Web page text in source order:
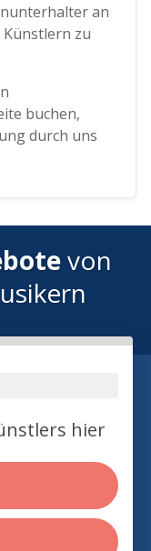
an
zu
buchen,
durch uns
von
hier